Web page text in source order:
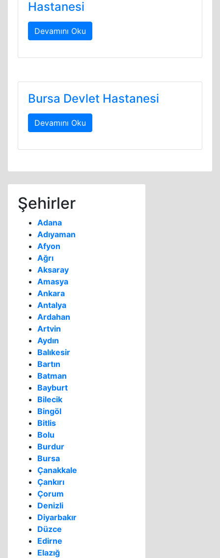
Hastanesi
Devamını Oku
Bursa Devlet Hastanesi
Devamını Oku
Şehirler
Adana
Adıyaman
Afyon
Ağrı
Aksaray
Amasya
Ankara
Antalya
Ardahan
Artvin
Aydın
Balıkesir
Bartın
Batman
Bayburt
Bilecik
Bingöl
Bitlis
Bolu
Burdur
Bursa
Çanakkale
Çankırı
Çorum
Denizli
Diyarbakır
Düzce
Edirne
Elazığ